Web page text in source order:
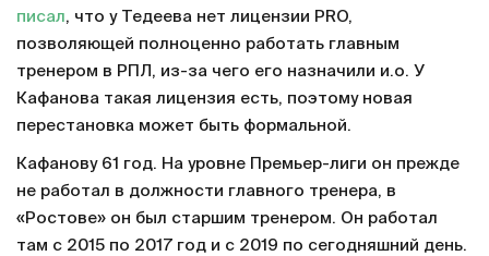
писал, что у Тедеева нет лицензии PRO,
позволяющей полноценно работать главным
тренером в РПЛ, из-за чего его назначили и.о. У
Кафанова такая лицензия есть, поэтому новая
перестановка может быть формальной.
Кафанову 61 год. На уровне Премьер-лиги он прежде
не работал в должности главного тренера, в
«Ростове» он был старшим тренером. Он работал
там с 2015 по 2017 год и с 2019 по сегодняшний день.